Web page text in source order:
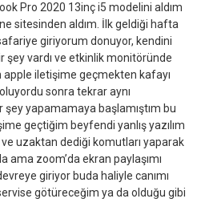
Pro 2020 13inç i5 modelini aldım
sitesinden aldım. İlk geldiği hafta
safariye giriyorum donuyor, kendini
şey vardı ve etkinlik monitöründe
iletişime geçmekten kafayı
sonra tekrar aynı
yapamamaya başlamıştım bu
geçtiğim beyfendi yanlış yazılım
ve uzaktan dediği komutları yaparak
ama zoom’da ekran paylaşımı
giriyor buda haliyle canımı
götüreceğim ya da olduğu gibi